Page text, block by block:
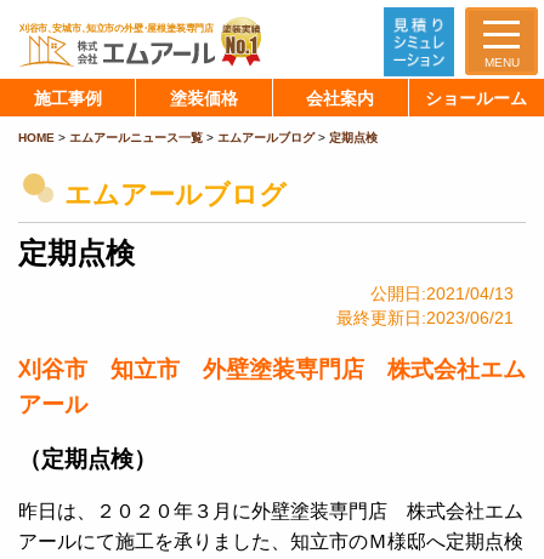
MENU
施工事例 塗装価格 会社案内 ショールーム
HOME > エムアールニュース一覧 > エムアールブログ> 定期点検
エムアールブログ
定期点検
公開日:2021/04/13
最終更新日:2023/06/21
刈谷市 知立市 外壁塗装専門店 株式会社エム
アール
（定期点検）
昨日は、２０２０年３月に外壁塗装専門店 株式会社エム
アールにて施工を承りました、知立市のＭ様邸へ定期点検